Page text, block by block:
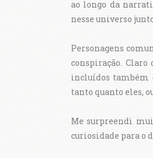
ao longo da
nesse universo
Personagens
conspiração.
incluídos também
tanto quanto eles,
Me surpreendi
curiosidade para o